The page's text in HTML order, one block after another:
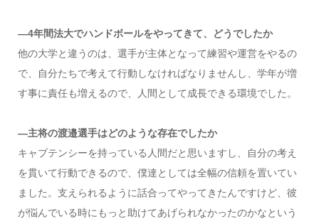
―4年間法大でハンドボールをやってきて、どうでしたか
他の大学と違うのは、選手が主体となって練習や運営をやるの
で、自分たちで考えて行動しなければなりませんし、学年が増
す事に責任も増えるので、人間として成長できる環境でした。
―主将の渡邉選手はどのような存在でしたか
キャプテンシーを持っている人間だと思いますし、自分の考え
を貫いて行動できるので、僕達としては全幅の信頼を置いてい
ました。支えられるように話合ってやってきたんですけど、彼
が悩んでいる時にもっと助けてあげられなかったのかなという